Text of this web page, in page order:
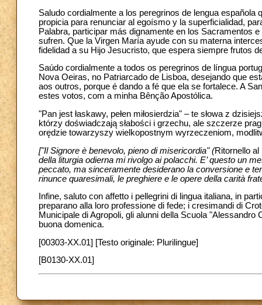
Saludo cordialmente a los peregrinos de lengua
propicia para renunciar al egoísmo y la superficialidad,
Palabra, participar más dignamente en los Sacramentos
sufren. Que la Virgen María ayude con su materna
fidelidad a su Hijo Jesucristo, que espera siempre frutos
Saúdo cordialmente a todos os peregrinos de língua
Nova Oeiras, no Patriarcado de Lisboa, desejando que
aos outros, porque é dando a fé que ela se fortalece. A
estes votos, com a minha Bênção Apostólica.
"Pan jest łaskawy, pełen miłosierdzia" – te słowa z
którzy doświadczają słabości i grzechu, ale szczerze
orędzie towarzyszy wielkopostnym wyrzeczeniom,
["Il Signore è benevolo, pieno di misericordia" (Ritornello
della liturgia odierna mi rivolgo ai polacchi. E’ questo un
peccato, ma sinceramente desiderano la conversione e
rinunce quaresimali, le preghiere e le opere della carità
Infine, saluto con affetto i pellegrini di lingua italiana, in
preparano alla loro professione di fede; i cresimandi di
Municipale di Agropoli, gli alunni della Scuola
buona domenica.
[00303-XX.01] [Testo originale: Plurilingue]
[B0130-XX.01]